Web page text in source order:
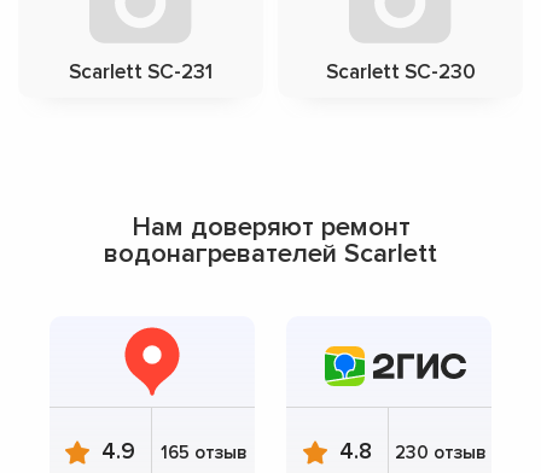
Scarlett SC-231 Scarlett SC-230
Нам доверяют ремонт
водонагревателей Scarlett
4.9 165 отзыв 4.8 230 отзыв